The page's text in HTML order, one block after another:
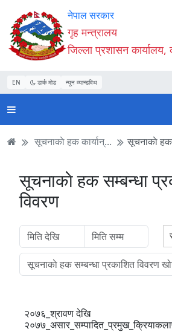
Accessibility
Mode
सुरु
गर्नुहोस्
सामाग्री
पढ्नुहाेस्
नेभिगेसन
पढ्नुहाेस्
वेबसाइट
खोजमा
जानुहोस्
नेपाल सरकार
गृह मन्त्रालय
जिल्ला प्रशासन
EN डार्क मोड न्यून व्यान्डविथ
सूचनाकाे हक कार्यान्... सूचनाकाे हक
सूचनाकाे हक सम्बन्धा
विवरण
२०७६_श्रावण देखि